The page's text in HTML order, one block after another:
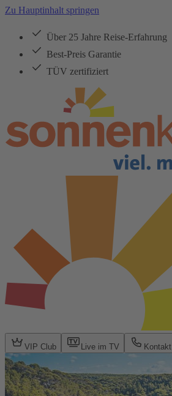
Zu Hauptinhalt springen
Über 25 Jahre Reise-Erfahrung
Best-Preis Garantie
TÜV zertifiziert
VIP Club Live im TV Kontakt